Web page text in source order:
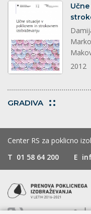
2012
GRADIVA
Center RS za poklicno
T 01 58 64 200 E